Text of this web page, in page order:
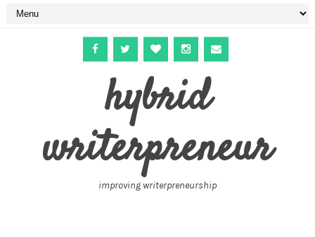
hybrid
writerpreneur
improving writerpreneurship